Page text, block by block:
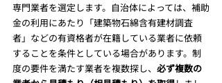
専門業者を選定します。自治体によっては、補助
金の利用にあたり「建築物石綿含有建材調査
者」などの有資格者が在籍している業者に依頼
することを条件としている場合があります。制
度の要件を満たす業者を複数探し、 必ず複数の